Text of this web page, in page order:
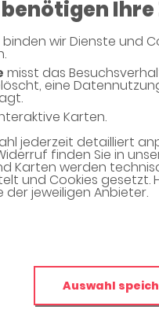
binden wir Dienste und
misst das
eine
Karten.
jederzeit detailliert
finden Sie in
Karten werden
und Cookies gesetzt.
jeweiligen Anbieter.
Auswahl